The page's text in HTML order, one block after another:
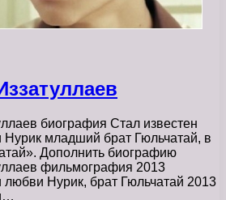
биография Стал известен
Нурик младший брат Гюльчатай, в
Дополнить биографию
фильмография 2013
любви Нурик, брат Гюльчатай 2013